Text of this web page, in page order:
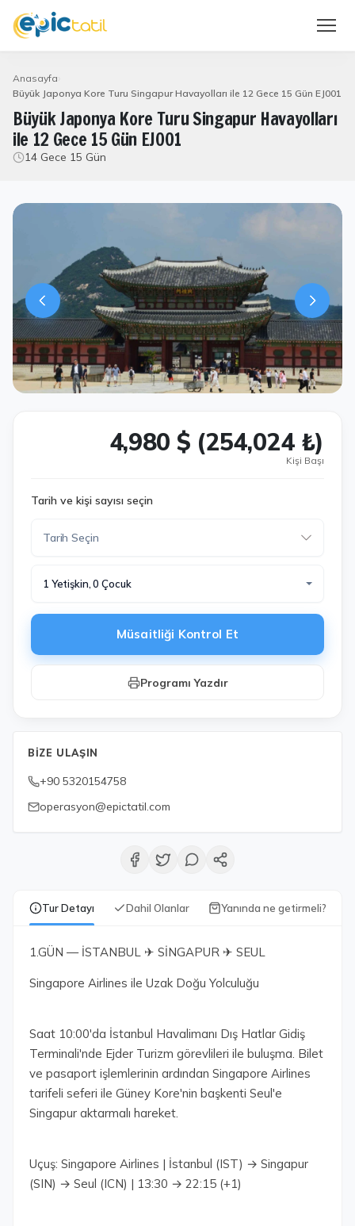
Anasayfa
Büyük Japonya Kore Turu Singapur Havayolları ile 12 Gece 15 Gün EJ001
Büyük Japonya Kore Turu Singapur Havayolları
ile 12 Gece 15 Gün EJ001
14 Gece 15 Gün
Tur Detayı Dahil Olanlar Yanında ne getirmeli?
1.GÜN — İSTANBUL ✈ SİNGAPUR ✈ SEUL
Singapore Airlines ile Uzak Doğu Yolculuğu
Saat 10:00'da İstanbul Havalimanı Dış Hatlar Gidiş
Terminali'nde Ejder Turizm görevlileri ile buluşma. Bilet
ve pasaport işlemlerinin ardından Singapore Airlines
tarifeli seferi ile Güney Kore'nin başkenti Seul'e
Singapur aktarmalı hareket.
Uçuş: Singapore Airlines | İstanbul (IST) → Singapur
(SIN) → Seul (ICN) | 13:30 → 22:15 (+1)
4,980 $ (254,024 ₺)
Kişi Başı
Tarih ve kişi sayısı seçin
1 Yetişkin, 0 Çocuk
Müsaitliği Kontrol Et
Programı Yazdır
BIZE ULAŞIN
+90 5320154758
operasyon@epictatil.com